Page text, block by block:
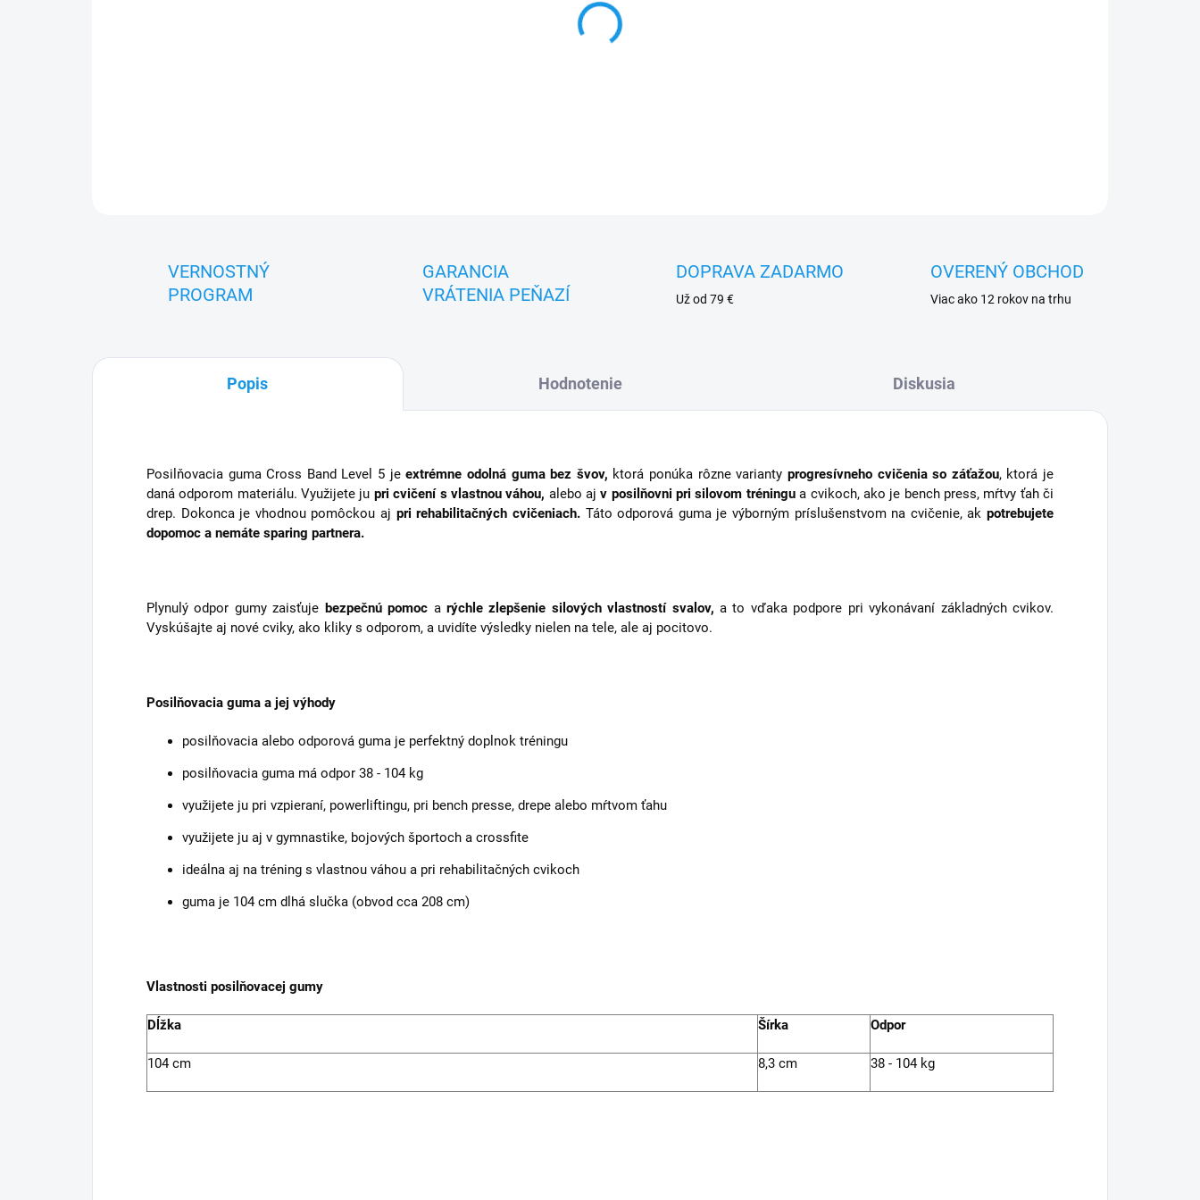
VERNOSTNÝ
PROGRAM
GARANCIA
VRÁTENIA PEŇAZÍ
DOPRAVA ZADARMO
Už od 79 €
OVERENÝ OBCHOD
Viac ako 12 rokov na trhu
Popis Hodnotenie Diskusia
Posilňovacia guma Cross Band Level 5 jeextrémne odolná guma bez švov, ktorá ponúka rôzne varianty progresívneho cvičenia so záťažou, ktorá je
daná odporom materiálu. Využijete ju pri cvičení s vlastnou váhou, alebo ajv posilňovni pri silovom tréningua cvikoch, ako je bench press, mŕtvy ťah či
drep. Dokonca je vhodnou pomôckou aj pri rehabilitačných cvičeniach.Táto odporová guma je výborným príslušenstvom na cvičenie, akpotrebujete
dopomoc a nemáte sparing partnera.
Plynulý odpor gumy zaisťuje bezpečnú pomoc a rýchle zlepšenie silových vlastností svalov,a to vďaka podpore pri vykonávaní základných cvikov.
Vyskúšajte aj nové cviky, ako kliky s odporom, a uvidíte výsledky nielen na tele, ale aj pocitovo.
Posilňovacia guma a jej výhody
posilňovacia alebo odporová guma je perfektný doplnok tréningu
posilňovacia guma má odpor 38 - 104 kg
využijete ju pri vzpieraní, powerliftingu, pri bench presse, drepe alebo mŕtvom ťahu
využijete ju aj v gymnastike, bojových športoch a crossfite
ideálna aj na tréning s vlastnou váhou a pri rehabilitačných cvikoch
guma je 104 cm dlhá slučka (obvod cca 208 cm)
Vlastnosti posilňovacej gumy
Dĺžka Šírka Odpor
104 cm 8,3 cm 38 - 104 kg